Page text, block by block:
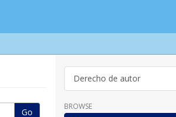
Go
Derecho de autor
BROWSE